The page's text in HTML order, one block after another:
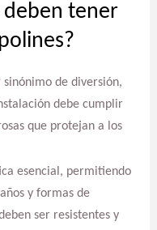
deben tener
de diversión,
debe cumplir
que protejan a los
esencial, permitiendo
y formas de
ser resistentes y